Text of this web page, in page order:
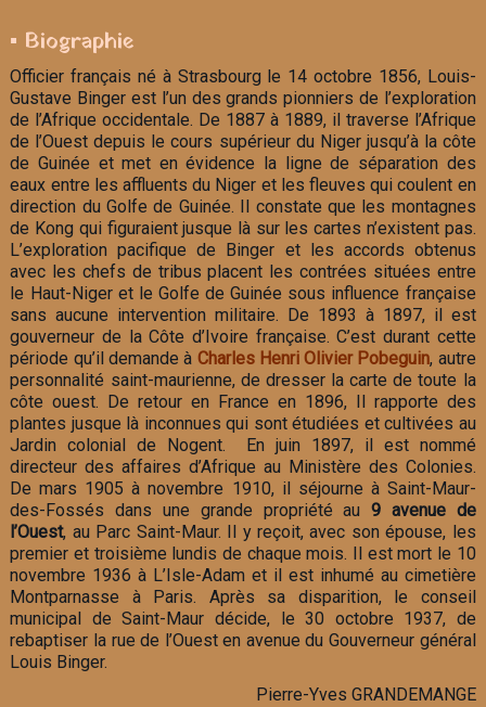
▪ Biographie
Officier français né à Strasbourg le 14 octobre 1856, Louis-
Gustave Binger est l’un des grands pionniers de l’exploration
de l’Afrique occidentale. De 1887 à 1889, il traverse l’Afrique
de l’Ouest depuis le cours supérieur du Niger jusqu’à la côte
de Guinée et met en évidence la ligne de séparation des
eaux entre les affluents du Niger et les fleuves qui coulent en
direction du Golfe de Guinée. Il constate que les montagnes
de Kong qui figuraient jusque là sur les cartes n’existent pas.
L’exploration pacifique de Binger et les accords obtenus
avec les chefs de tribus placent les contrées situées entre
le Haut-Niger et le Golfe de Guinée sous influence française
sans aucune intervention militaire. De 1893 à 1897, il est
gouverneur de la Côte d’Ivoire française. C’est durant cette
période qu’il demande à Charles Henri Olivier Pobeguin, autre
personnalité saint-maurienne, de dresser la carte de toute la
côte ouest. De retour en France en 1896, Il rapporte des
plantes jusque là inconnues qui sont étudiées et cultivées au
Jardin colonial de Nogent. En juin 1897, il est nommé
directeur des affaires d’Afrique au Ministère des Colonies.
De mars 1905 à novembre 1910, il séjourne à Saint-Maur-
des-Fossés dans une grande propriété au9 avenue de
l’Ouest, au Parc Saint-Maur. Il y reçoit, avec son épouse, les
premier et troisième lundis de chaque mois. Il est mort le 10
novembre 1936 à L’Isle-Adam et il est inhumé au cimetière
Montparnasse à Paris. Après sa disparition, le conseil
municipal de Saint-Maur décide, le 30 octobre 1937, de
rebaptiser la rue de l’Ouest en avenue du Gouverneur général
Louis Binger.
Pierre-Yves GRANDEMANGE